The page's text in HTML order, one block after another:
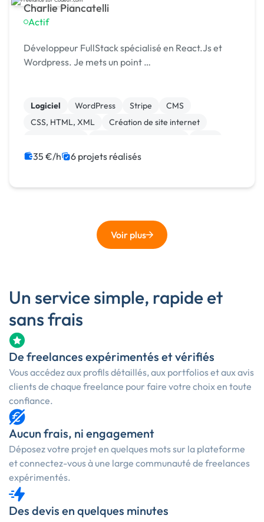
Charlie Piancatelli
Actif
Développeur FullStack spécialisé en React.Js et
Wordpress. Je mets un point …
Logiciel WordPress Stripe
CMS
CSS, HTML, XML
Création de site internet
Site clé en main
35 €/h 6 projets réalisés
Voir plus
Un service simple, rapide et
sans frais
De freelances expérimentés et vérifiés
Vous accédez aux profils détaillés, aux portfolios et aux avis
clients de chaque freelance pour faire votre choix en toute
confiance.
Aucun frais, ni engagement
Déposez votre projet en quelques mots sur la plateforme
et connectez-vous à une large communauté de freelances
expérimentés.
Des devis en quelques minutes